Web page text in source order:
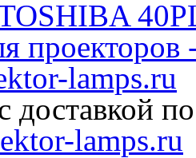
доставкой
lamps.ru